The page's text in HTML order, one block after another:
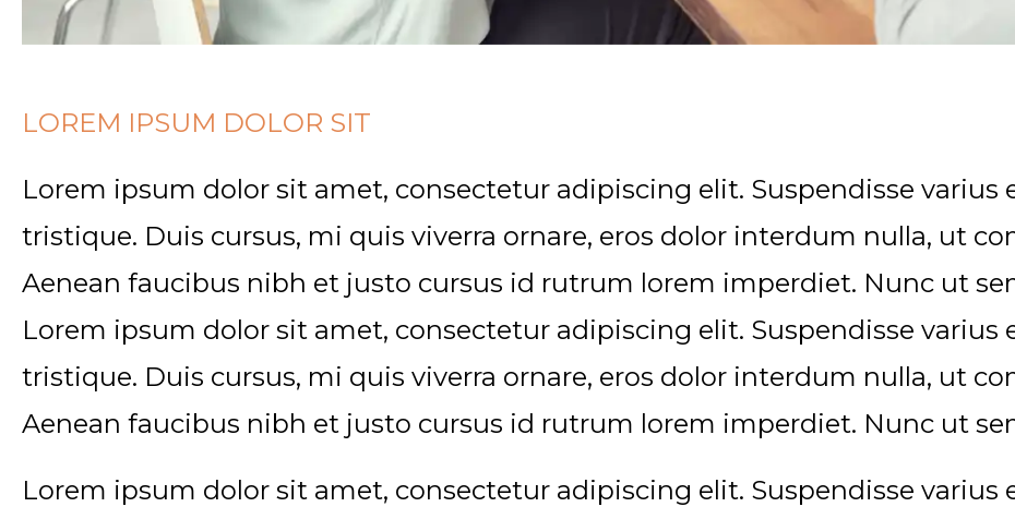
LOREM IPSUM DOLOR SIT
Lorem ipsum dolor sit amet, consectetur adipiscing elit. Suspendisse varius
tristique. Duis cursus, mi quis viverra ornare, eros dolor interdum nulla, ut
Aenean faucibus nibh et justo cursus id rutrum lorem imperdiet. Nunc ut
Lorem ipsum dolor sit amet, consectetur adipiscing elit. Suspendisse varius
tristique. Duis cursus, mi quis viverra ornare, eros dolor interdum nulla, ut
Aenean faucibus nibh et justo cursus id rutrum lorem imperdiet. Nunc ut
Lorem ipsum dolor sit amet, consectetur adipiscing elit. Suspendisse varius